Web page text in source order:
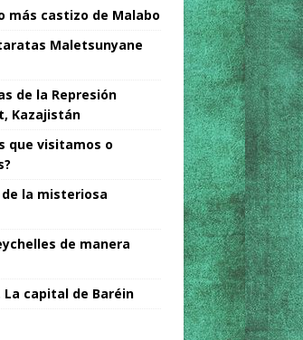
más castizo de Malabo
Maletsunyane
de la Represión
Kazajistán
que visitamos o
de la misteriosa
de manera
La capital de Baréin